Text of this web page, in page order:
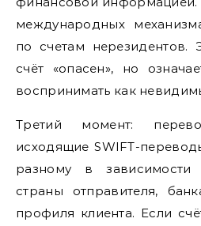
международных
по счетам нерезидентов.
счёт «опасен», но
воспринимать как
Третий момент:
исходящие SWIFT-
разному в
страны отправителя,
профиля клиента. Если